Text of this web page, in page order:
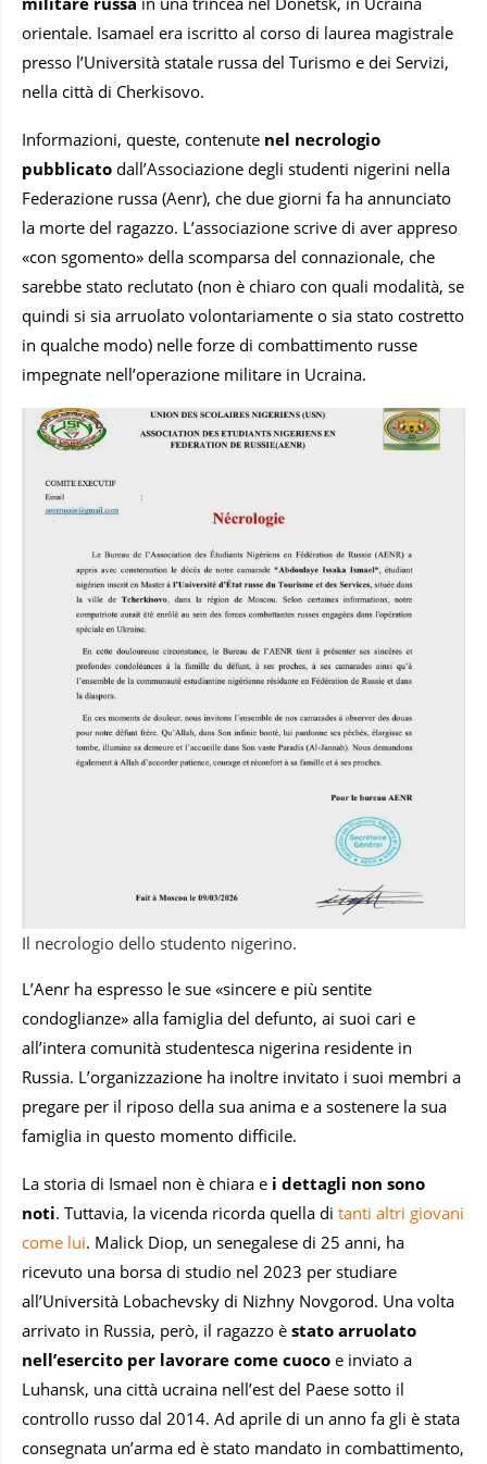
orientale. Isamael era iscritto al corso di laurea magistrale
presso l’Università statale russa del Turismo e dei Servizi,
nella città di Cherkisovo.
Informazioni, queste, contenute nel necrologio
pubblicato dall’Associazione degli studenti nigerini nella
Federazione russa (Aenr), che due giorni fa ha annunciato
la morte del ragazzo. L’associazione scrive di aver appreso
«con sgomento» della scomparsa del connazionale, che
sarebbe stato reclutato (non è chiaro con quali modalità, se
quindi si sia arruolato volontariamente o sia stato costretto
in qualche modo) nelle forze di combattimento russe
impegnate nell’operazione militare in Ucraina.
Il necrologio dello studento nigerino.
L’Aenr ha espresso le sue «sincere e più sentite
condoglianze» alla famiglia del defunto, ai suoi cari e
all’intera comunità studentesca nigerina residente in
Russia. L’organizzazione ha inoltre invitato i suoi membri a
pregare per il riposo della sua anima e a sostenere la sua
famiglia in questo momento difficile.
La storia di Ismael non è chiara e i dettagli non sono
noti. Tuttavia, la vicenda ricorda quella di tanti altri giovani
come lui. Malick Diop, un senegalese di 25 anni, ha
ricevuto una borsa di studio nel 2023 per studiare
all’Università Lobachevsky di Nizhny Novgorod. Una volta
arrivato in Russia, però, il ragazzo è stato arruolato
nell’esercito per lavorare come cuoco e inviato a
Luhansk, una città ucraina nell’est del Paese sotto il
controllo russo dal 2014. Ad aprile di un anno fa gli è stata
consegnata un’arma ed è stato mandato in combattimento,